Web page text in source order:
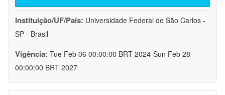
Instituição/UF/País: Universidade Federal de São Carlos -
SP - Brasil
Vigência: Tue Feb 06 00:00:00 BRT 2024-Sun Feb 28
00:00:00 BRT 2027